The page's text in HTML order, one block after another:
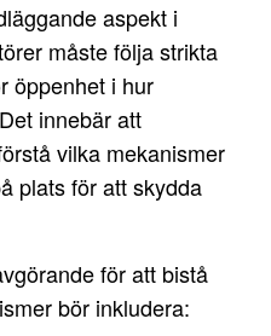
aspekt i
måste följa strikta
öppenhet i hur
innebär att
vilka mekanismer
plats för att skydda
för att bistå
bör inkludera: